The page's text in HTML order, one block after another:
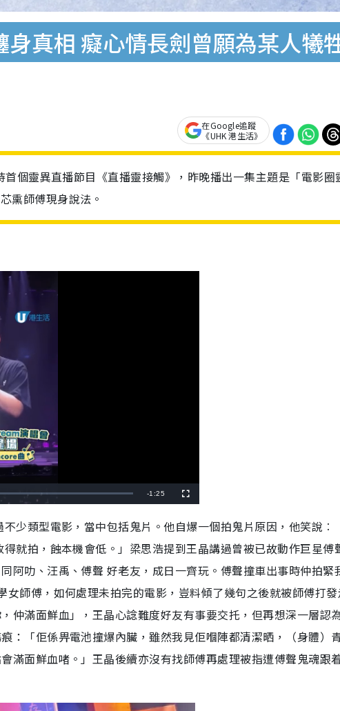
真相 癡心情長劍曾願為某人犧
在Google追蹤
《UHK 港生活》
個靈異直播節目《直播靈接觸》，昨晚播出一集主題是「電影圈
熏師傅現身說法。
R
a
n
i
n
g
-1:25
u
s
c
e
e
少類型電影，當中包括鬼片。他自爆一個拍鬼片原因，他笑說︰
就拍，蝕本機會低。」梁思浩提到王晶講過曾被已故動作巨星傅
阿叻、汪禹、傅聲 好老友，成日一齊玩。傅聲撞車出事時仲拍緊
女師傅，如何處理未拍完的電影，豈料傾了幾句之後就被師傅打
仲滿面鮮血」，王晶心諗難度好友有事要交托，但再想深一層認
：「佢係畀電池撞爆內臟，雖然我見佢嗰陣都清潔晒，（身體）
滿面鮮血啫。」王晶後續亦沒有找師傅再處理被指遭傅聲鬼魂跟